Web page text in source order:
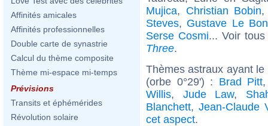
Affinités amicales
Affinités professionnelles
Double carte de synastrie
Calcul du thème composite
Thème mi-espace mi-temps
Prévisions
Transits et éphémérides
Révolution solaire
Mujica, Christian Bobin
Steves, Gustave Le Bon
Serse Cosmi... Voir
Three.
Thèmes astraux ayant
(orbe 0°29') : Brad Pitt
Willis, Jude Law,
Blanchett, Jean-Claude
cet aspect.